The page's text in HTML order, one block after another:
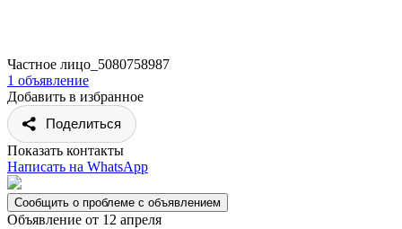
Частное лицо_5080758987
1 объявление
Добавить в избранное
Поделиться
Показать контакты
Написать на WhatsApp
Сообщить о проблеме с объявлением
Объявление от 12 апреля